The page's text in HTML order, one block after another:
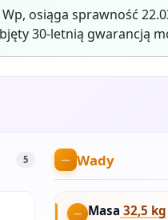
osiąga sprawność
30-letnią gwarancją
5 Wady
Masa 32,5 kg